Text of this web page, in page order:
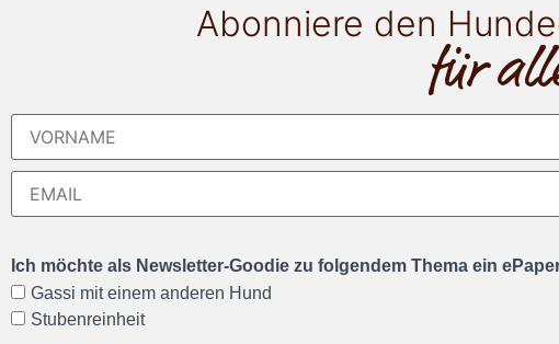
Abonniere den
für
Ich möchte als Newsletter-Goodie zu folgendem Thema ein
Gassi mit einem anderen Hund
Stubenreinheit